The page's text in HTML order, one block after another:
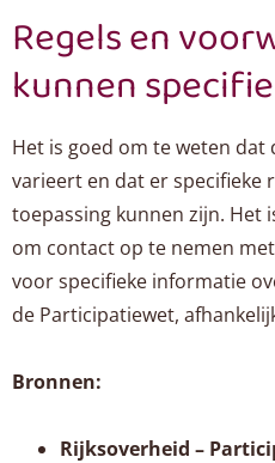
Regels en
kunnen
Het is goed om te weten
varieert en dat er specifieke
toepassing kunnen zijn. Het
om contact op te nemen
voor specifieke informatie
de Participatiewet,
Bronnen:
Rijksoverheid –